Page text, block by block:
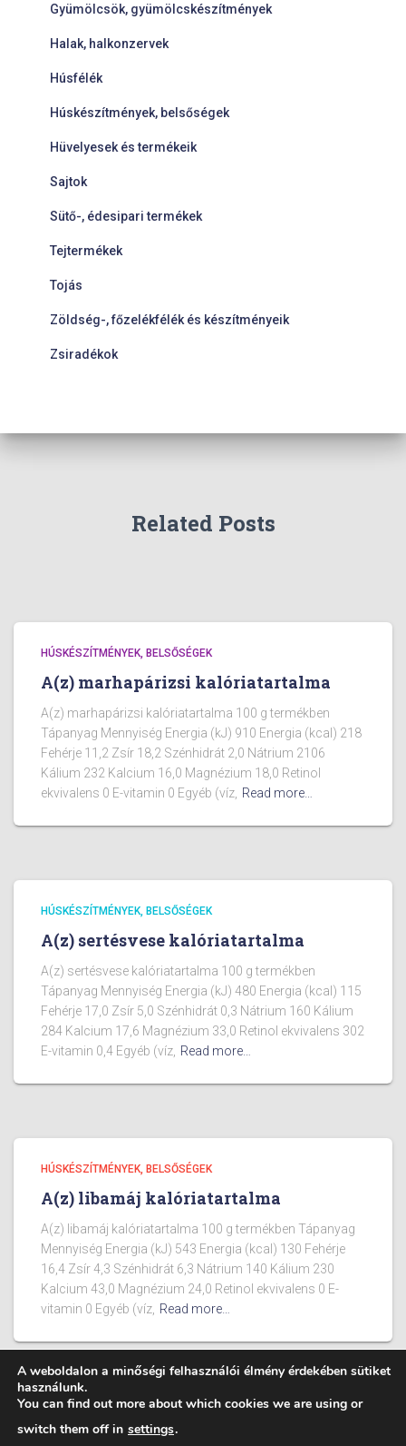
Gyümölcsök, gyümölcskészítmények
Halak, halkonzervek
Húsfélék
Húskészítmények, belsőségek
Hüvelyesek és termékeik
Sajtok
Sütő-, édesipari termékek
Tejtermékek
Tojás
Zöldség-, főzelékfélék és készítményeik
Zsiradékok
Related Posts
HÚSKÉSZÍTMÉNYEK, BELSŐSÉGEK
A(z) marhapárizsi kalóriatartalma
A(z) marhapárizsi kalóriatartalma 100 g termékben
Tápanyag Mennyiség Energia (kJ) 910 Energia (kcal) 218
Fehérje 11,2 Zsír 18,2 Szénhidrát 2,0 Nátrium 2106
Kálium 232 Kalcium 16,0 Magnézium 18,0 Retinol
ekvivalens 0 E-vitamin 0 Egyéb (víz, Read more…
HÚSKÉSZÍTMÉNYEK, BELSŐSÉGEK
A(z) sertésvese kalóriatartalma
A(z) sertésvese kalóriatartalma 100 g termékben
Tápanyag Mennyiség Energia (kJ) 480 Energia (kcal) 115
Fehérje 17,0 Zsír 5,0 Szénhidrát 0,3 Nátrium 160 Kálium
284 Kalcium 17,6 Magnézium 33,0 Retinol ekvivalens 302
E-vitamin 0,4 Egyéb (víz, Read more…
HÚSKÉSZÍTMÉNYEK, BELSŐSÉGEK
A(z) libamáj kalóriatartalma
A(z) libamáj kalóriatartalma 100 g termékben Tápanyag
Mennyiség Energia (kJ) 543 Energia (kcal) 130 Fehérje
16,4 Zsír 4,3 Szénhidrát 6,3 Nátrium 140 Kálium 230
Kalcium 43,0 Magnézium 24,0 Retinol ekvivalens 0 E-
vitamin 0 Egyéb (víz, Read more…
A weboldalon a minőségi felhasználói élmény érdekében sütiket
használunk.
You can find out more about which cookies we are using or
switch them off in settings.